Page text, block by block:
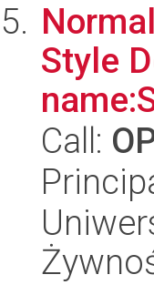
Style
Call: